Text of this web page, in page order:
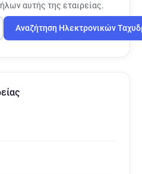
αυτής της εταιρείας.
Αναζήτηση Ηλεκτρονικών